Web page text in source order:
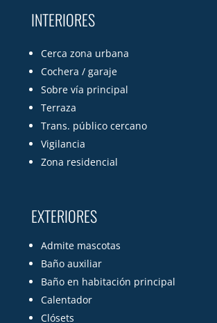
INTERIORES
Cerca zona urbana
Cochera / garaje
Sobre vía principal
Terraza
Trans. público cercano
Vigilancia
Zona residencial
EXTERIORES
Admite mascotas
Baño auxiliar
Baño en habitación principal
Calentador
Clósets